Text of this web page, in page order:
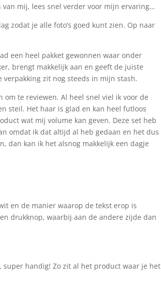
mij, lees snel verder voor mijn ervaring…
zodat je alle foto’s goed kunt zien. Op naar
een heel pakket gewonnen waar onder
brengt makkelijk aan en geeft de juiste
zit nog steeds in mijn stash.
te reviewen. Al heel snel viel ik voor de
steil. Het haar is glad en kan heel futloos
wat mij volume kan geven. Deze set heb
omdat ik dat altijd al heb gedaan en het dus
dan kan ik het alsnog makkelijk een dagje
en de manier waarop de tekst erop is
drukknop, waarbij aan de andere zijde dan
handig! Zo zit al het product waar je het